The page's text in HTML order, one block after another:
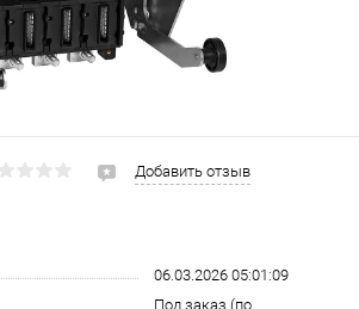
Добавить отзыв
06.03.2026 05:01:09
Под заказ (по